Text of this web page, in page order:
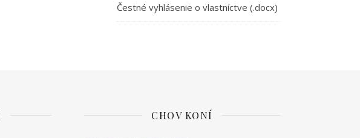
Čestné vyhlásenie o vlastníctve (.docx)
CHOV KONÍ